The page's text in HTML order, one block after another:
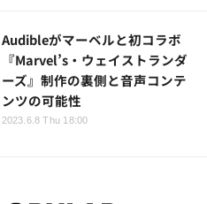
Audibleがマーベルと初コラボ
『Marvel’s・ウェイストランダ
ーズ』制作の裏側と音声コンテ
ンツの可能性
2023.6.8 Thu 18:00